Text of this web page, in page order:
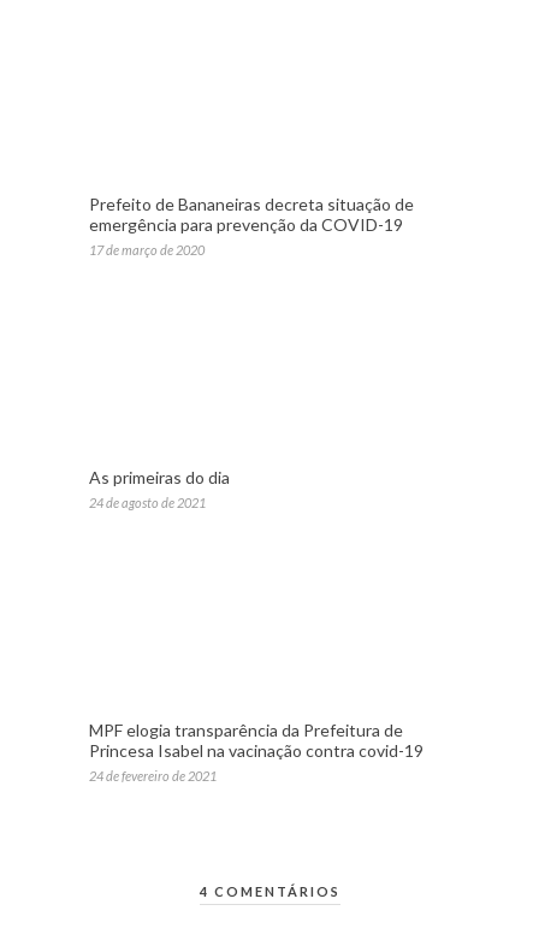
Prefeito de Bananeiras decreta situação de
emergência para prevenção da COVID-19
17 de março de 2020
As primeiras do dia
24 de agosto de 2021
MPF elogia transparência da Prefeitura de
Princesa Isabel na vacinação contra covid-19
24 de fevereiro de 2021
4 COMENTÁRIOS